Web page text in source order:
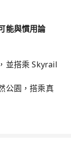
能與慣用論
並搭乘 Skyrail
公園，搭乘真